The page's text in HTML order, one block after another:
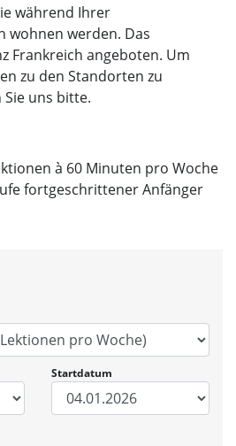
während Ihrer
wohnen werden. Das
Frankreich angeboten. Um
zu den Standorten zu
uns bitte.
à 60 Minuten pro Woche
fortgeschrittener Anfänger
Startdatum